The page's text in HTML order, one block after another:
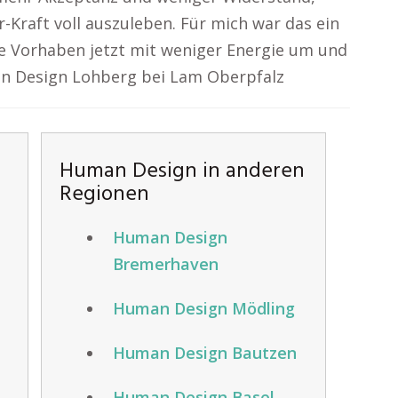
voll auszuleben. Für mich war das ein
Vorhaben jetzt mit weniger Energie um und
Design Lohberg bei Lam Oberpfalz
Human Design in anderen
Regionen
Human Design
Bremerhaven
Human Design Mödling
Human Design Bautzen